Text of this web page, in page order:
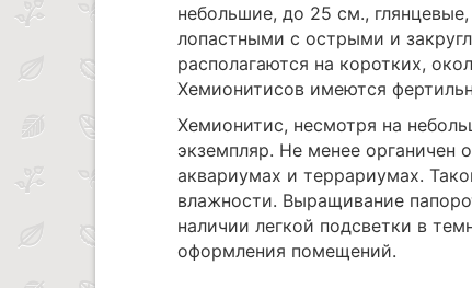
небольшие, до 25 см.,
лопастными с острыми и
располагаются на коротких,
Хемионитисов имеются
Хемионитис, несмотря на
экземпляр. Не менее органичен
аквариумах и террариумах.
влажности. Выращивание
наличии легкой подсветки в
оформления помещений.